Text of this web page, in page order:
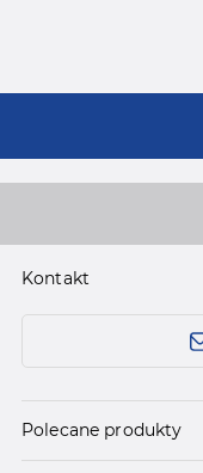
Kontakt
Polecane produkty